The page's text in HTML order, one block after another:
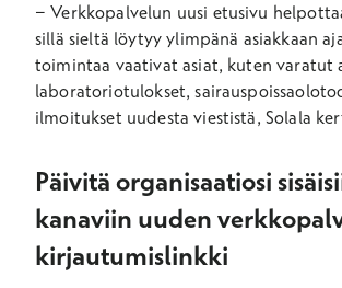
− Verkkopalvelun uusi etusivu
sillä sieltä löytyy ylimpänä asiakkaan
toimintaa vaativat asiat, kuten varatut
laboratoriotulokset,
ilmoitukset uudesta viestistä, Solala
Päivitä organisaatiosi
kanaviin uuden
kirjautumislinkki